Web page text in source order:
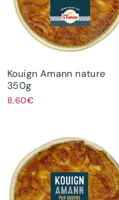
Kouign Amann nature
350g
8,60€